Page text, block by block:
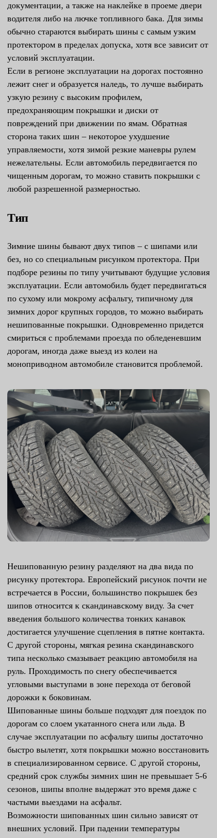
документации, а также на наклейке в проеме двери
водителя либо на лючке топливного бака. Для зимы
обычно стараются выбирать шины с самым узким
протектором в пределах допуска, хотя все зависит от
условий эксплуатации.
Если в регионе эксплуатации на дорогах постоянно
лежит снег и образуется наледь, то лучше выбирать
узкую резину с высоким профилем,
предохраняющим покрышки и диски от
повреждений при движении по ямам. Обратная
сторона таких шин – некоторое ухудшение
управляемости, хотя зимой резкие маневры рулем
нежелательны. Если автомобиль передвигается по
чищенным дорогам, то можно ставить покрышки с
любой разрешенной размерностью.
Тип
Зимние шины бывают двух типов – с шипами или
без, но со специальным рисунком протектора. При
подборе резины по типу учитывают будущие условия
эксплуатации. Если автомобиль будет передвигаться
по сухому или мокрому асфальту, типичному для
зимних дорог крупных городов, то можно выбирать
нешипованные покрышки. Одновременно придется
смириться с проблемами проезда по обледеневшим
дорогам, иногда даже выезд из колеи на
моноприводном автомобиле становится проблемой.
Нешипованную резину разделяют на два вида по
рисунку протектора. Европейский рисунок почти не
встречается в России, большинство покрышек без
шипов относится к скандинавскому виду. За счет
введения большого количества тонких канавок
достигается улучшение сцепления в пятне контакта.
С другой стороны, мягкая резина скандинавского
типа несколько смазывает реакцию автомобиля на
руль. Проходимость по снегу обеспечивается
угловыми выступами в зоне перехода от беговой
дорожки к боковинам.
Шипованные шины больше подходят для поездок по
дорогам со слоем укатанного снега или льда. В
случае эксплуатации по асфальту шипы достаточно
быстро вылетят, хотя покрышки можно восстановить
в специализированном сервисе. С другой стороны,
средний срок службы зимних шин не превышает 5-6
сезонов, шипы вполне выдержат это время даже с
частыми выездами на асфальт.
Возможности шипованных шин сильно зависят от
внешних условий. При падении температуры